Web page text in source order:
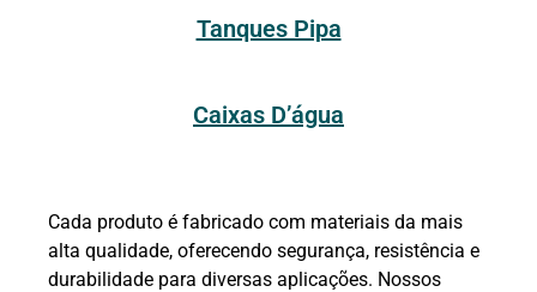
Tanques Pipa
Caixas D’água
Cada produto é fabricado com materiais da mais
alta qualidade, oferecendo segurança, resistência e
durabilidade para diversas aplicações. Nossos